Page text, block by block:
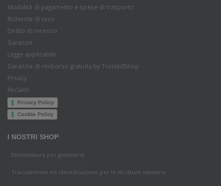
Modalità di pagamento e spese di trasporto
Richieste di reso
Diritto di recesso
Garanzie
Legge applicabile
Garanzia di rimborso gratuita by TrustedShop
Privacy
Reclami
Privacy Policy
Cookie Policy
I NOSTRI SHOP
Etichettatura per gioiellerie
Tracciamento ed identificazione per le strutture sanitarie